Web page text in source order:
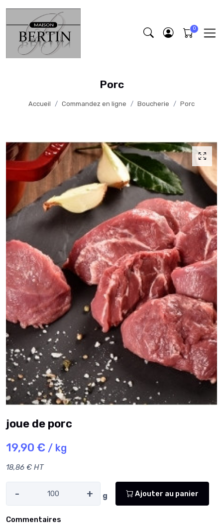
Porc
Accueil Commandez en ligne Boucherie Porc
joue de porc
19,90 € / kg
18,86 € HT
- + g Ajouter au panier
Commentaires